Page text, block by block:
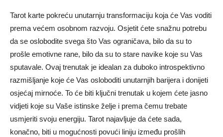
Tarot karte pokreću unutarnju transformaciju koja će Vas voditi
prema većem osobnom razvoju. Osjetit ćete snažnu potrebu
da se oslobodite svega što Vas ograničava, bilo da su to
prošle emotivne rane, bilo da su to stare navike koje su Vas
sputavale. Ovaj trenutak je idealan za duboko introspektivno
razmišljanje koje će Vas osloboditi unutarnjih barijera i donijeti
osjećaj mirnoće. To će biti ključni trenutak u kojem ćete jasno
vidjeti koje su Vaše istinske želje i prema čemu trebate
usmjeriti svoju energiju. Tarot najavljuje da ćete sada,
konačno, biti u mogućnosti povući liniju između prošlih